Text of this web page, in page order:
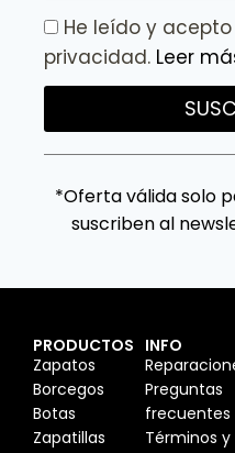
He leído y
privacidad. Leer
*Oferta válida solo
suscriben al
PRODUCTOS
Zapatos
Borcegos
Botas
Zapatillas
INFO
Preguntas
frecuentes
Términos y